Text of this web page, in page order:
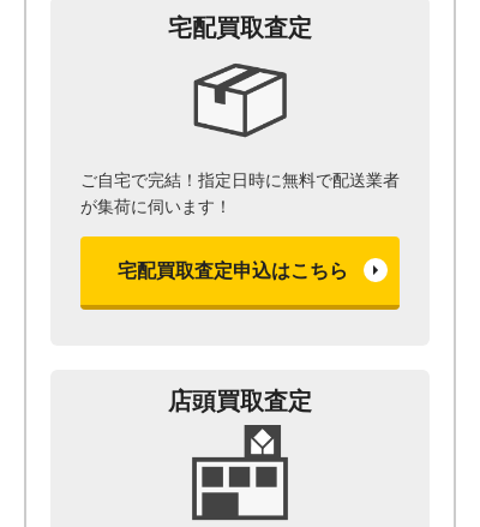
宅配買取査定
ご自宅で完結！指定日時に無料で配送業者
が集荷に伺います！
宅配買取査定申込はこちら
店頭買取査定